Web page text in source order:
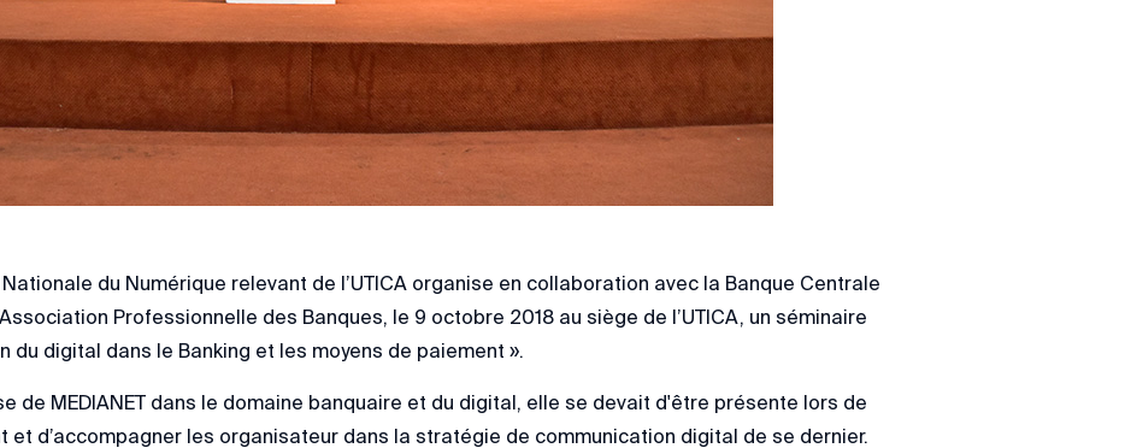
du Numérique relevant de l’UTICA organise en collaboration avec la Banque Centrale
Professionnelle des Banques, le 9 octobre 2018 au siège de l’UTICA, un séminaire
du digital dans le Banking et les moyens de paiement ».
de MEDIANET dans le domaine banquaire et du digital, elle se devait d'être présente lors de
et d’accompagner les organisateur dans la stratégie de communication digital de se dernier.